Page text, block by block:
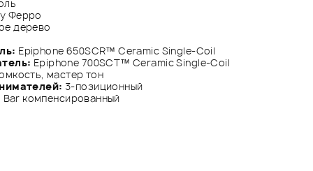
Ферро
дерево
Epiphone 650SCR™ Ceramic Single-Coil
Epiphone 700SCT™ Ceramic Single-Coil
мастер тон
3-позиционный
компенсированный